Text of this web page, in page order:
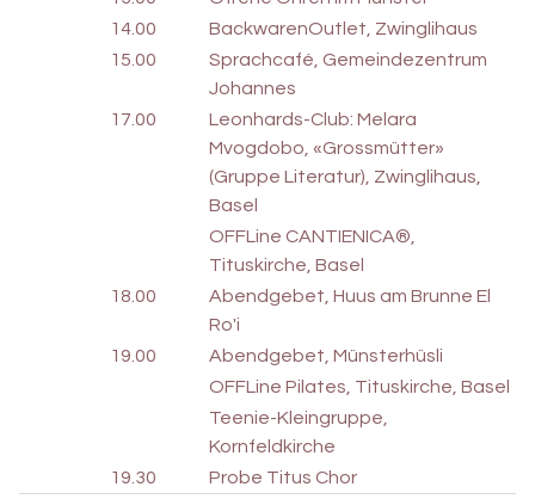
14.00
BackwarenOutlet, Zwinglihaus
15.00
Sprachcafé, Gemeindezentrum
Johannes
17.00
Leonhards-Club: Melara
Mvogdobo, «Grossmütter»
(Gruppe Literatur), Zwinglihaus,
Basel
OFFLine CANTIENICA®,
Tituskirche, Basel
18.00
Abendgebet, Huus am Brunne El
Ro'i
19.00
Abendgebet, Münsterhüsli
OFFLine Pilates, Tituskirche, Basel
Teenie-Kleingruppe,
Kornfeldkirche
19.30
Probe Titus Chor